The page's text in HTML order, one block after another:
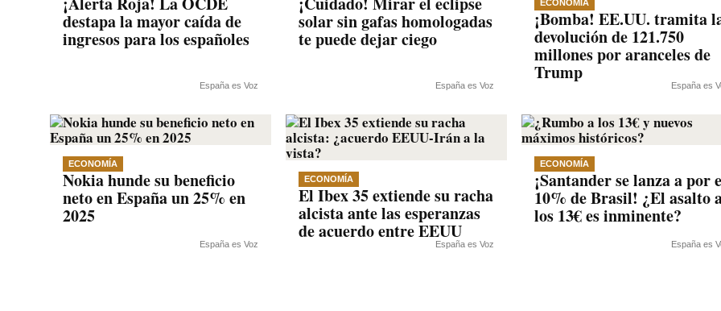
destapa la mayor caída de
ingresos para los españoles
España es Voz
solar sin gafas homologadas
te puede dejar ciego
España es Voz
ECONOMÍA
¡Bomba! EE.UU. tramita
devolución de 121.750
millones por aranceles de
Trump
España es
ECONOMÍA
Nokia hunde su beneficio
neto en España un 25% en
2025
España es Voz
ECONOMÍA
El Ibex 35 extiende su racha
alcista ante las esperanzas
de acuerdo entre EEUU
España es Voz
ECONOMÍA
¡Santander se lanza a por
10% de Brasil! ¿El asalto
los 13€ es inminente?
España es